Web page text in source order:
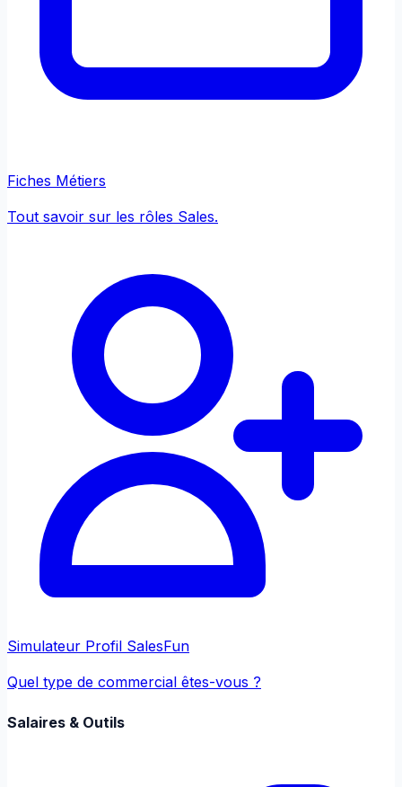
Fiches Métiers
Tout savoir sur les rôles Sales.
Simulateur Profil SalesFun
Quel type de commercial êtes-vous ?
Salaires & Outils